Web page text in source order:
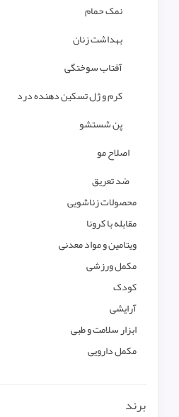
نمک حمام
بهداشت زنان
آفتاب سوختگی
کرم و ژل تسکین دهنده درد
پن شستشو
اصلاح مو
ضد تعریق
محصولات زناشویی
مقابله با کرونا
ویتامین و مواد معدنی
مکمل ورزشی
کودک
آرایشی
ابزار سلامت و طبی
مکمل دارویی
برند